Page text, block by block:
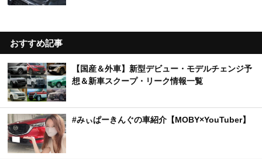
おすすめ記事
【国産＆外車】新型デビュー・モデルチェンジ予
想＆新車スクープ・リーク情報一覧
#みぃぱーきんぐの車紹介【MOBY×YouTuber】